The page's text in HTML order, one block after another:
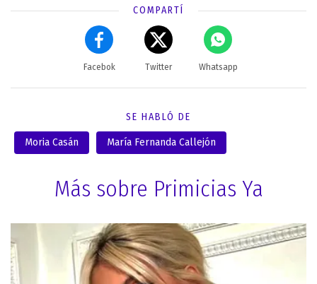
COMPARTÍ
Facebok Twitter Whatsapp
SE HABLÓ DE
Moria Casán María Fernanda Callejón
Más sobre Primicias Ya